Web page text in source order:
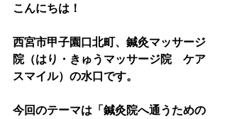
こんにちは！
西宮市甲子園口北町、鍼灸マッサージ
院（はり・きゅうマッサージ院　ケア
スマイル）の水口です。
今回のテーマは「鍼灸院へ通うための